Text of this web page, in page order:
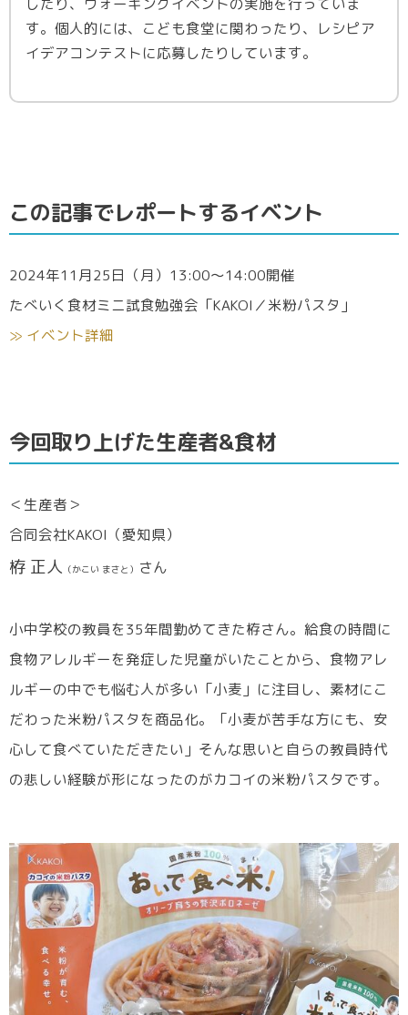
す。個人的には、こども食堂に関わったり、レシピア
イデアコンテストに応募したりしています。
この記事でレポートするイベント
2024年11月25日（月）13:00～14:00開催
たべいく食材ミニ試食勉強会「KAKOI／米粉パスタ」
≫ イベント詳細
今回取り上げた生産者&食材
＜生産者＞
合同会社KAKOI（愛知県）
栫 正人 （かこい まさと） さん
小中学校の教員を35年間勤めてきた栫さん。給食の時間に
食物アレルギーを発症した児童がいたことから、食物アレ
ルギーの中でも悩む人が多い「小麦」に注目し、素材にこ
だわった米粉パスタを商品化。「小麦が苦手な方にも、安
心して食べていただきたい」そんな思いと自らの教員時代
の悲しい経験が形になったのがカコイの米粉パスタです。